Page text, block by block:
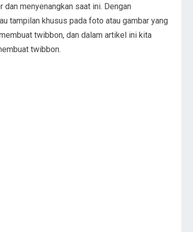
menyenangkan saat ini. Dengan
tampilan khusus pada foto atau gambar yang
twibbon, dan dalam artikel ini kita
twibbon.